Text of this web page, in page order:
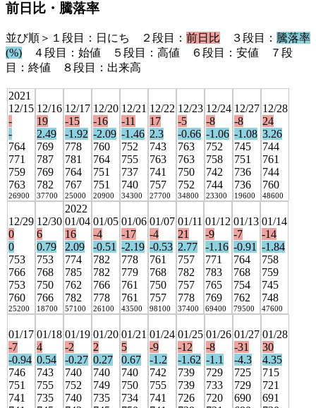
前日比・騰落率
並び順＞１段目：日にち ２段目： 前日比 ３段目： 騰落率
(%) ４段目：始値 ５段目：高値 ６段目：安値 ７段
目：終値 ８段目：出来高
2021
12/15
-
-
764
771
759
763
26900
12/16
19
2.49
769
787
769
782
37700
12/17
-15
-1.92
778
781
764
767
25000
12/20
-16
-2.09
760
764
751
751
20900
12/21
-11
-1.46
752
755
737
740
34300
12/22
17
2.3
743
763
741
757
27700
12/23
-5
-0.66
763
763
750
752
34800
12/24
-8
-1.06
752
758
742
744
23300
12/27
-8
-1.08
745
751
736
736
19600
12/28
24
3.26
744
761
744
760
48600
12/29
0
0
753
766
753
760
25200
12/30
6
0.79
753
768
750
766
18700
2022
01/04
16
2.09
774
785
762
782
57100
01/05
-4
-0.51
782
782
766
778
26100
01/06
-17
-2.19
778
779
761
761
43500
01/07
-4
-0.53
761
768
750
757
98100
01/11
21
2.77
757
782
757
778
37400
01/12
-9
-1.16
771
783
765
769
69400
01/13
-7
-0.91
764
768
754
762
79500
01/14
-14
-1.84
758
759
745
748
47600
01/17
-7
-0.94
746
751
741
01/18
4
0.54
743
755
735
01/19
-2
-0.27
740
752
740
01/20
2
0.27
740
749
735
01/21
5
0.67
740
750
734
01/24
-9
-1.2
742
755
741
01/25
-12
-1.62
739
739
726
01/26
-8
-1.1
729
733
720
01/27
-31
-4.3
725
729
690
01/28
30
4.35
715
721
691